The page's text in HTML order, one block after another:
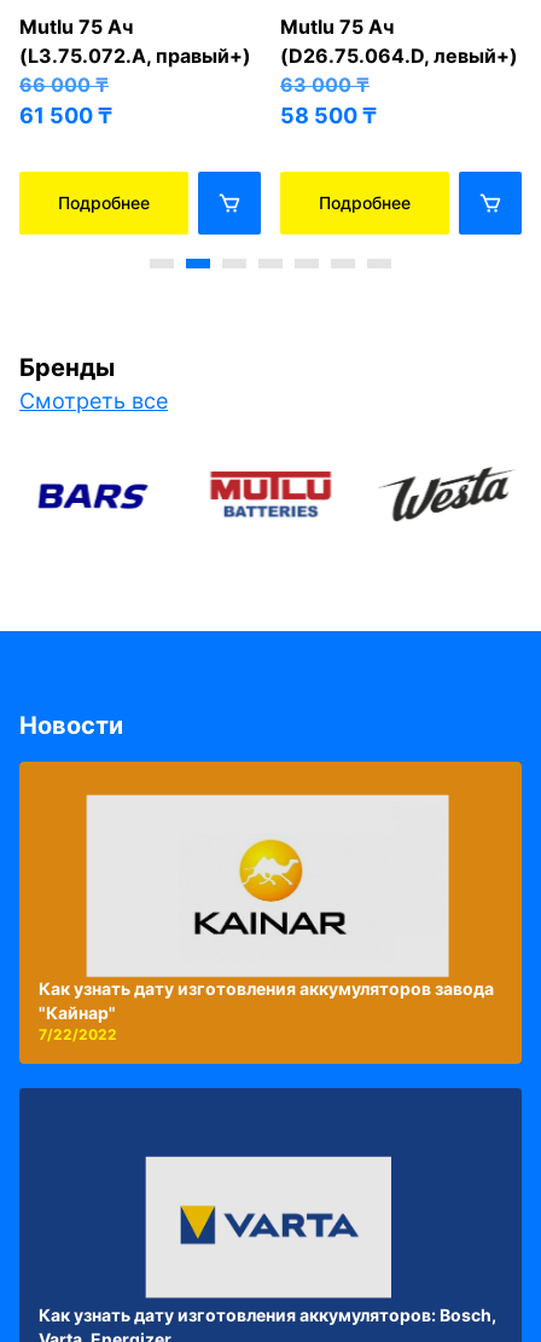
Mutlu 75 Ач
(L3.75.072.A, правый+)
66 000₸
61 500₸
Подробнее
Mutlu 75 Ач
(D26.75.064.D, левый+)
63 000₸
58 500₸
Подробнее
Бренды
Смотреть все
Новости
Как узнать дату изготовления аккумуляторов завода
"Кайнар"
7/22/2022
Как узнать дату изготовления аккумуляторов: Bosch,